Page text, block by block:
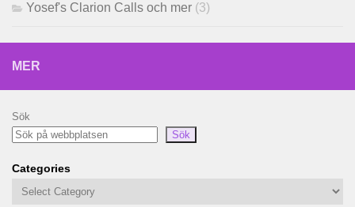
Yosef's Clarion Calls och mer (3)
MER
Sök
Sök
Categories